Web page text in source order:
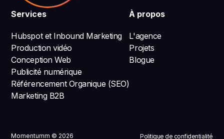
Services
Hubspot et Inbound Marketing
Production vidéo
Conception Web
Publicité numérique
Référencement Organique (SEO)
Marketing B2B
À propos
L'agence
Projets
Blogue
Momentumm © 2026 Politique de confidentialité